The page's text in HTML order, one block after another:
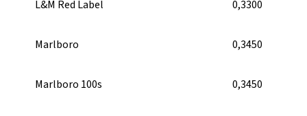
L&M Red Label 0,3300
Marlboro 0,3450
Marlboro 100s 0,3450